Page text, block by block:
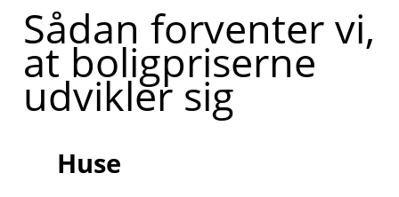
Sådan forventer vi,
at boligpriserne
udvikler sig
Huse